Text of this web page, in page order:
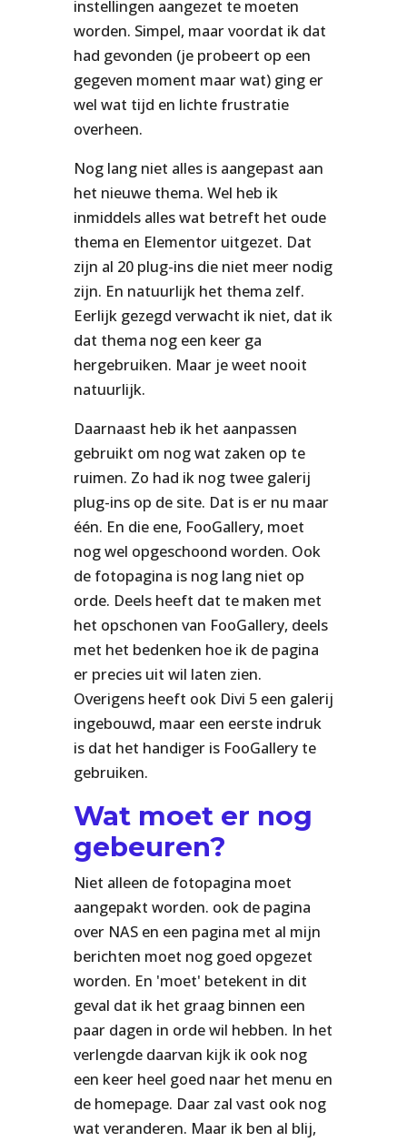
instellingen aangezet te moeten
worden. Simpel, maar voordat ik dat
had gevonden (je probeert op een
gegeven moment maar wat) ging er
wel wat tijd en lichte frustratie
overheen.
Nog lang niet alles is aangepast aan
het nieuwe thema. Wel heb ik
inmiddels alles wat betreft het oude
thema en Elementor uitgezet. Dat
zijn al 20 plug-ins die niet meer nodig
zijn. En natuurlijk het thema zelf.
Eerlijk gezegd verwacht ik niet, dat ik
dat thema nog een keer ga
hergebruiken. Maar je weet nooit
natuurlijk.
Daarnaast heb ik het aanpassen
gebruikt om nog wat zaken op te
ruimen. Zo had ik nog twee galerij
plug-ins op de site. Dat is er nu maar
één. En die ene, FooGallery, moet
nog wel opgeschoond worden. Ook
de fotopagina is nog lang niet op
orde. Deels heeft dat te maken met
het opschonen van FooGallery, deels
met het bedenken hoe ik de pagina
er precies uit wil laten zien.
Overigens heeft ook Divi 5 een galerij
ingebouwd, maar een eerste indruk
is dat het handiger is FooGallery te
gebruiken.
Wat moet er nog
gebeuren?
Niet alleen de fotopagina moet
aangepakt worden. ook de pagina
over NAS en een pagina met al mijn
berichten moet nog goed opgezet
worden. En 'moet' betekent in dit
geval dat ik het graag binnen een
paar dagen in orde wil hebben. In het
verlengde daarvan kijk ik ook nog
een keer heel goed naar het menu en
de homepage. Daar zal vast ook nog
wat veranderen. Maar ik ben al blij,